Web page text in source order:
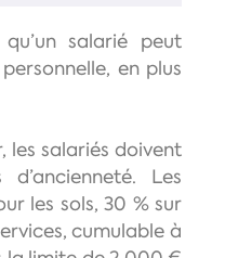
salarié peut
en plus
les salariés doivent
Les
les sols, 30 % sur
cumulable à